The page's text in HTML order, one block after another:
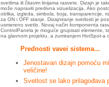
svetlima ili čitavim linijama rasvete. Dizajn je
može napraviti predivna vizuelizacija. Ako
oblika, izgleda, simbola, boja, transparencije,
za ON i OFF stanje. Dizajniranje svetlosti je
usmereno svetlo. Novaj način komponenta
ControlPanela je moguće grupisati elemente,
na glavnom projektu, a zumiranjem HotSpot-a
Prednosti vavei sistema...
Jenostavan dizajn pomoću
veličine!
Svetlost se lako prilagođava